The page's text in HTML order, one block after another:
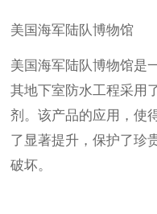
美国海军陆队博物馆
美国海军陆队博物馆是
其地下室防水工程采用
剂。该产品的应用，使
了显著提升，保护了珍
破坏。